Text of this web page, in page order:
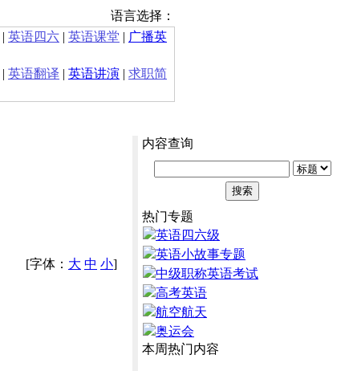
语言选择：
| 英语四六 | 英语课堂 | 广播英
| 英语翻译 | 英语讲演 | 求职简
[字体： 大 中 小]
内容查询
热门专题
英语四六级
英语小故事专题
中级职称英语考试
高考英语
航空航天
奥运会
本周热门内容